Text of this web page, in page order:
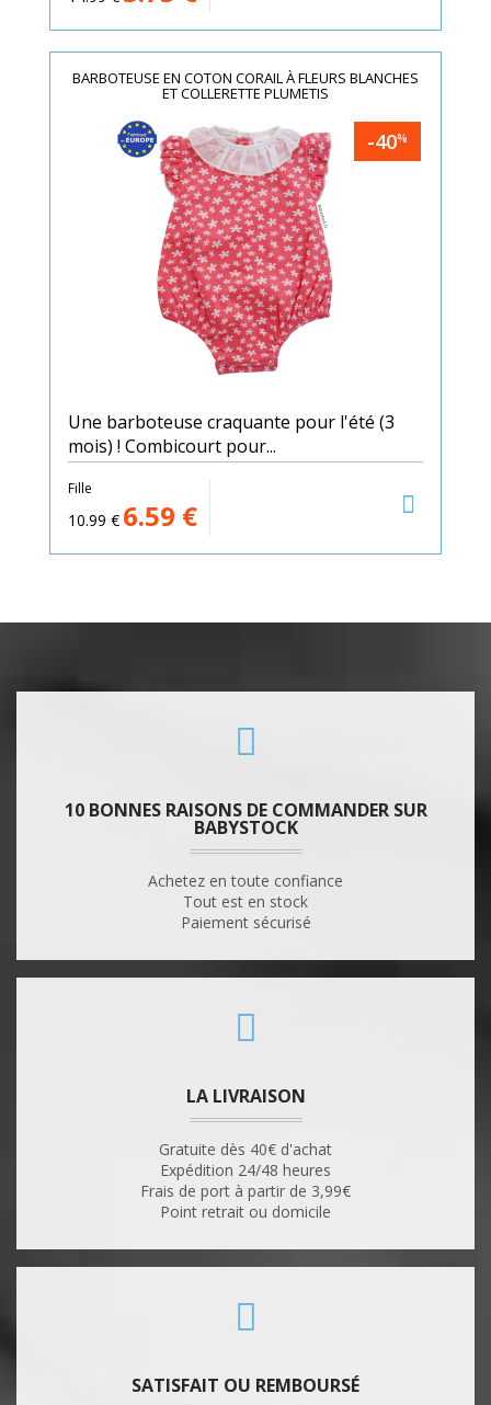
BARBOTEUSE EN COTON CORAIL À FLEURS BLANCHES
ET COLLERETTE PLUMETIS
-40%
Une barboteuse craquante pour l'été (3
mois) ! Combicourt pour...
Fille
10.99 € 6.59 €
10 BONNES RAISONS DE COMMANDER SUR
BABYSTOCK
Achetez en toute confiance
Tout est en stock
Paiement sécurisé
LA LIVRAISON
Gratuite dès 40€ d'achat
Expédition 24/48 heures
Frais de port à partir de 3,99€
Point retrait ou domicile
SATISFAIT OU REMBOURSÉ